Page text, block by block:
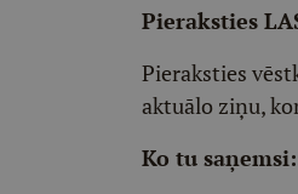
Pieraksties
Pieraksties
aktuālo ziņu,
Ko tu saņemsi: